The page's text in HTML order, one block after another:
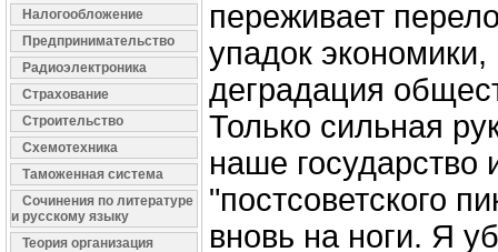
Налогообложение
Предпринимательство
Радиоэлектроника
Страхование
Строительство
Схемотехника
Таможенная система
Сочинения по литературе
и русскому языку
Теория организация
переживает
упадок экономики,
деградация
Только сильная
наше государство
"постсоветского
вновь на ноги. Я